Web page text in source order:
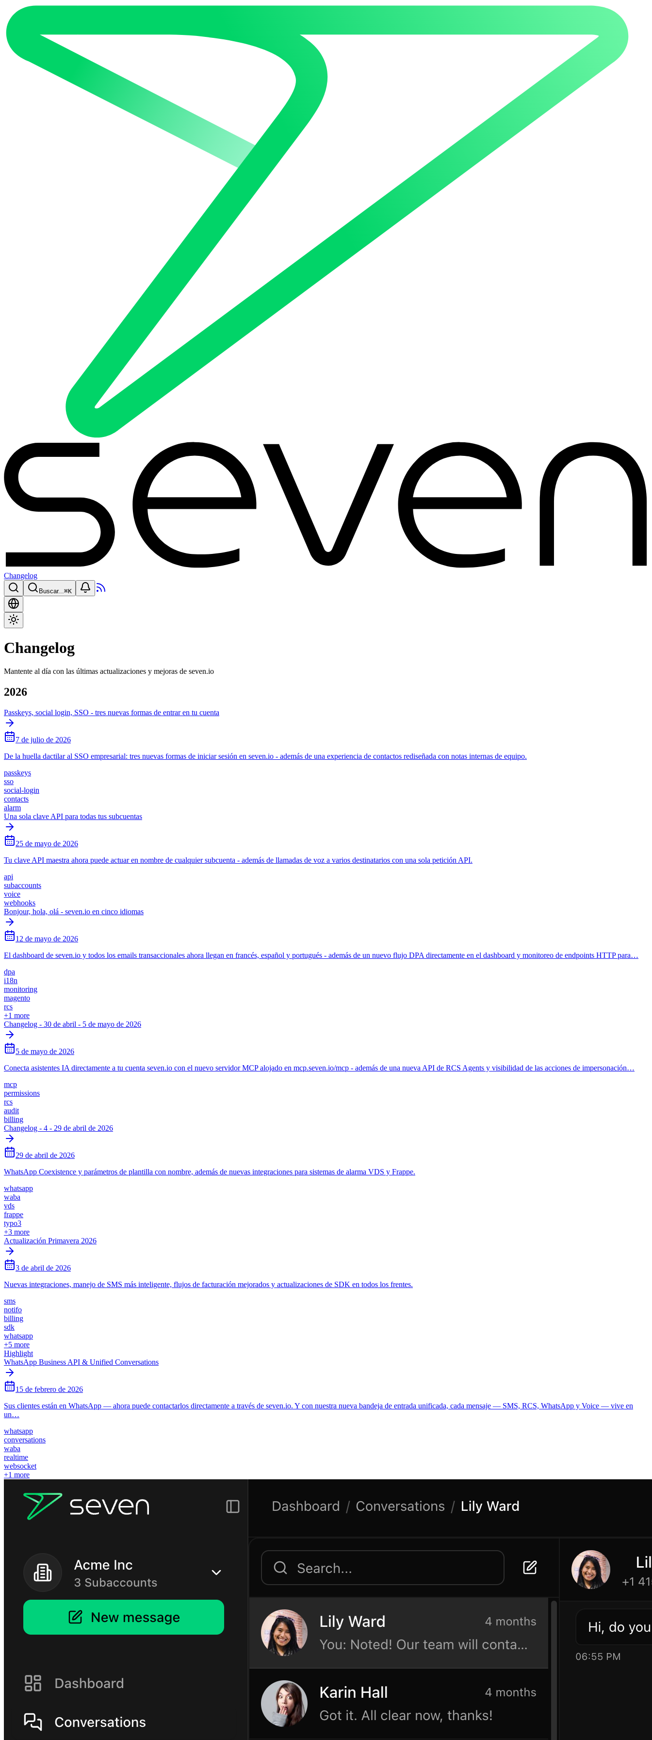
Changelog
Buscar...⌘K
Changelog
Mantente al día con las últimas actualizaciones y mejoras de seven.io
2026
Passkeys, social login, SSO - tres nuevas formas de entrar en tu cuenta
7 de julio de 2026
De la huella dactilar al SSO empresarial: tres nuevas formas de iniciar sesión en seven.io - además de una experiencia de contactos rediseñada con notas internas de equipo.
passkeys
sso
social-login
contacts
alarm
Una sola clave API para todas tus subcuentas
25 de mayo de 2026
Tu clave API maestra ahora puede actuar en nombre de cualquier subcuenta - además de llamadas de voz a varios destinatarios con una sola petición API.
api
subaccounts
voice
webhooks
Bonjour, hola, olá - seven.io en cinco idiomas
12 de mayo de 2026
El dashboard de seven.io y todos los emails transaccionales ahora llegan en francés, español y portugués - además de un nuevo flujo DPA directamente en el dashboard y monitoreo de endpoints HTTP para…
dpa
i18n
monitoring
magento
rcs
+1 more
Changelog - 30 de abril - 5 de mayo de 2026
5 de mayo de 2026
Conecta asistentes IA directamente a tu cuenta seven.io con el nuevo servidor MCP alojado en mcp.seven.io/mcp - además de una nueva API de RCS Agents y visibilidad de las acciones de impersonación…
mcp
permissions
rcs
audit
billing
Changelog - 4 - 29 de abril de 2026
29 de abril de 2026
WhatsApp Coexistence y parámetros de plantilla con nombre, además de nuevas integraciones para sistemas de alarma VDS y Frappe.
whatsapp
waba
vds
frappe
typo3
+3 more
Actualización Primavera 2026
3 de abril de 2026
Nuevas integraciones, manejo de SMS más inteligente, flujos de facturación mejorados y actualizaciones de SDK en todos los frentes.
sms
notifo
billing
sdk
whatsapp
+5 more
Highlight
WhatsApp Business API & Unified Conversations
15 de febrero de 2026
Sus clientes están en WhatsApp — ahora puede contactarlos directamente a través de seven.io. Y con nuestra nueva bandeja de entrada unificada, cada mensaje — SMS, RCS, WhatsApp y Voice — vive en
un…
whatsapp
conversations
waba
realtime
websocket
+1 more